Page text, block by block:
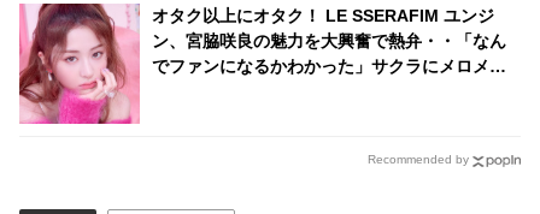
オタク以上にオタク！ LE SSERAFIM ユンジ
ン、宮脇咲良の魅力を大興奮で熱弁・・「なん
でファンになるかわかった」サクラにメロメロ
Recommended by